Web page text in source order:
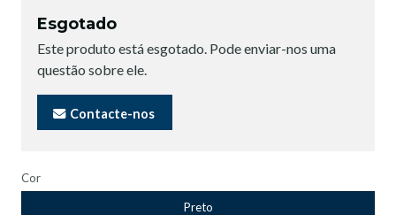
Esgotado
Este produto está esgotado. Pode enviar-nos uma
questão sobre ele.
Contacte-nos
Cor
Preto